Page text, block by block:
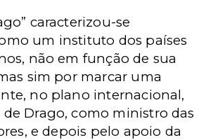
caracterizou-se
um instituto dos países
não em função de sua
sim por marcar uma
no plano internacional,
Drago, como ministro das
e depois pelo apoio da